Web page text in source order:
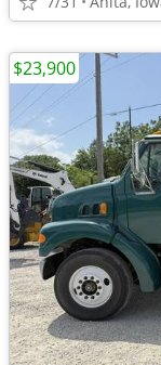
$23,900